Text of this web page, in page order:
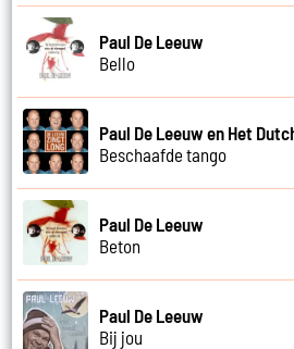
Paul De Leeuw
Bello
Paul De Leeuw en Het
Beschaafde tango
Paul De Leeuw
Beton
Paul De Leeuw
Bij jou